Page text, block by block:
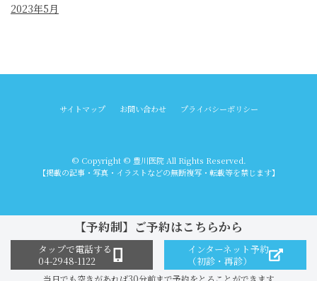
2023年5月
【予約制】ご予約はこちらから
タップで電話する
04-2948-1122
インターネット予約
（初診・再診）
当日でも空きがあれば30分前まで予約をとることができます
サイトマップ お問い合わせ プライバシーポリシー
© Copyright © 豊川医院 All Rights Reserved.
【掲載の記事・写真・イラストなどの無断複写・転載等を禁じます】